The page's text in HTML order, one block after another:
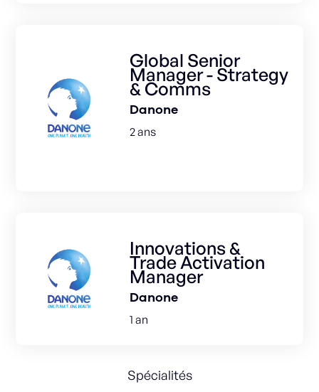
Global Senior
Manager - Strategy
& Comms
Danone
2 ans
Innovations &
Trade Activation
Manager
Danone
1 an
Spécialités